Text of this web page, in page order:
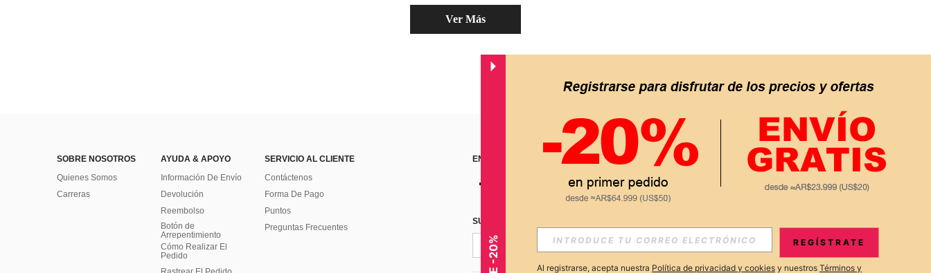
Ver Más
SOBRE NOSOTROS
Quienes Somos
Carreras
AYUDA & APOYO
Información De Envío
Devolución
Reembolso
Botón de
Arrepentimiento
Cómo Realizar El
Pedido
SERVICIO AL CLIENTE
Contáctenos
Forma De Pago
Puntos
Preguntas Frecuentes
ENCUÉNTRANOS EN APP
SUSCRÍBETE PARA RECIBIR OFERTAS EXCLUSIVAS, PROMOCIONES Y NOTICIAS DE SHEIN
Suscribir
REGÍSTRATE
Al registrarse, acepta nuestra Política de privacidad y cookies y nuestros Términos y